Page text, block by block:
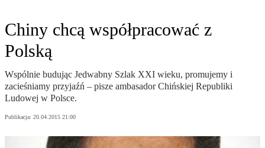
Chiny chcą współpracować z
Polską
Wspólnie budując Jedwabny Szlak XXI wieku, promujemy i
zacieśniamy przyjaźń – pisze ambasador Chińskiej Republiki
Ludowej w Polsce.
Publikacja: 20.04.2015 21:00